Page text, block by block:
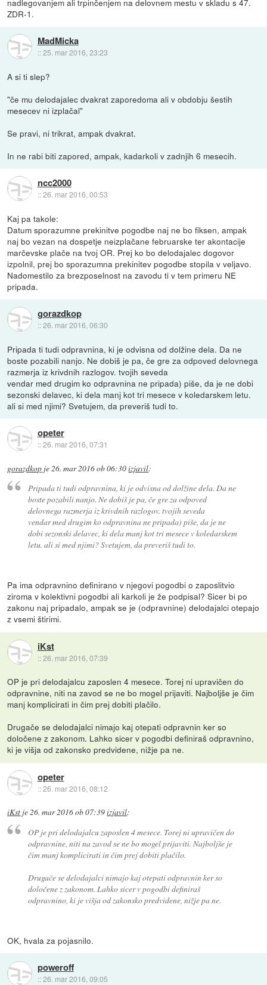
ZDR-1.
MadMicka
::25. mar 2016, 23:23
A si ti slep?
"če mu delodajalec dvakrat zaporedoma ali v obdobju šestih
mesecev ni izplačal"
Se pravi, ni trikrat, ampak dvakrat.
In ne rabi biti zapored, ampak, kadarkoli v zadnjih 6 mesecih.
ncc2000
::26. mar 2016, 00:53
Kaj pa takole:
Datum sporazumne prekinitve pogodbe naj ne bo fiksen, ampak
naj bo vezan na dospetje neizplačane februarske ter akontacije
marčevske plače na tvoj OR. Prej ko bo delodajalec dogovor
izpolnil, prej bo sporazumna prekinitev pogodbe stopila v veljavo.
Nadomestilo za brezposelnost na zavodu ti v tem primeru NE
pripada.
gorazdkop
::26. mar 2016, 06:30
Pripada ti tudi odpravnina, ki je odvisna od dolžine dela. Da ne
boste pozabili nanjo. Ne dobiš je pa, če gre za odpoved delovnega
razmerja iz krivdnih razlogov. tvojih seveda
vendar med drugim ko odpravnina ne pripada) piše, da je ne dobi
sezonski delavec, ki dela manj kot tri mesece v koledarskem letu.
ali si med njimi? Svetujem, da preveriš tudi to.
opeter
::26. mar 2016, 07:31
gorazdkop je26. mar 2016 ob 06:30izjavil:
Pripada ti tudi odpravnina, ki je odvisna od dolžine dela. Da ne
boste pozabili nanjo. Ne dobiš je pa, če gre za odpoved
delovnega razmerja iz krivdnih razlogov. tvojih seveda
vendar med drugim ko odpravnina ne pripada) piše, da je ne
dobi sezonski delavec, ki dela manj kot tri mesece v koledarskem
letu. ali si med njimi? Svetujem, da preveriš tudi to.
Pa ima odpravnino definirano v njegovi pogodbi o zaposlitvio
ziroma v kolektivni pogodbi ali karkoli je že podpisal? Sicer bi po
zakonu naj pripadalo, ampak se je (odpravnine) delodajalci otepajo
z vsemi štirimi.
iKst
::26. mar 2016, 07:39
OP je pri delodajalcu zaposlen 4 mesece. Torej ni upravičen do
odpravnine, niti na zavod se ne bo mogel prijaviti. Najboljše je čim
manj komplicirati in čim prej dobiti plačilo.
Drugače se delodajalci nimajo kaj otepati odpravnin ker so
določene z zakonom. Lahko sicer v pogodbi definiraš odpravnino,
ki je višja od zakonsko predvidene, nižje pa ne.
opeter
::26. mar 2016, 08:12
iKst je26. mar 2016 ob 07:39izjavil:
OP je pri delodajalcu zaposlen 4 mesece. Torej ni upravičen do
odpravnine, niti na zavod se ne bo mogel prijaviti. Najboljše je
čim manj komplicirati in čim prej dobiti plačilo.
Drugače se delodajalci nimajo kaj otepati odpravnin ker so
določene z zakonom. Lahko sicer v pogodbi definiraš
odpravnino, ki je višja od zakonsko predvidene, nižje pa ne.
OK, hvala za pojasnilo.
poweroff
::26. mar 2016, 09:05